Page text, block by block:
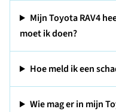
Mijn Toyota RAV4
moet ik doen?
Hoe meld ik een
Wie mag er in mijn